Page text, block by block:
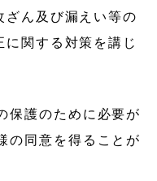
ん及び漏えい等の
関する対策を講じ
保護のために必要が
の同意を得ることが